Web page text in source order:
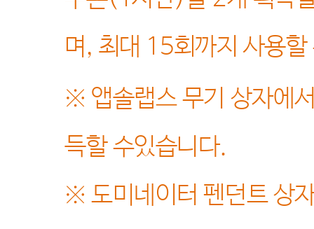
며, 최대 15회까지 사용
※ 앱솔랩스 무기 상자에
득할 수있습니다.
※도미네이터 펜던트 상